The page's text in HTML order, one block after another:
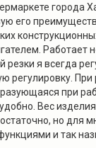
города
его
Работает
я всегда
регулировку.
при
Вес
но для
и так